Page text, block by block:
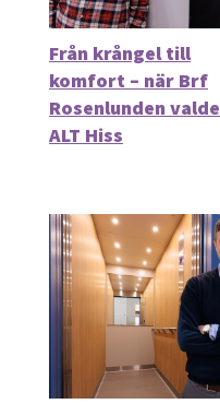
Från krångel till
komfort – när Brf
Rosenlunden valde
ALT Hiss